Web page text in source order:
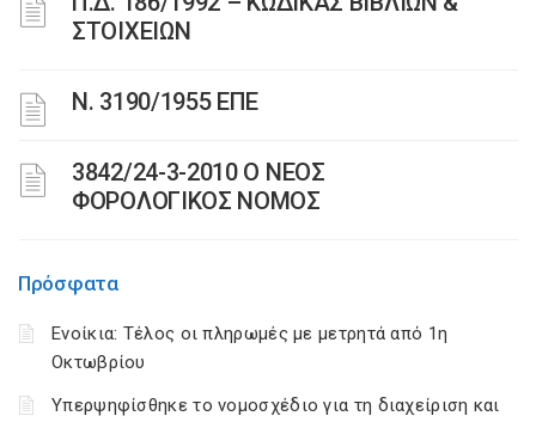
ΣΤΟΙΧΕΙΩΝ
Ν. 3190/1955 ΕΠΕ
3842/24-3-2010 Ο ΝΕΟΣ
ΦΟΡΟΛΟΓΙΚΟΣ ΝΟΜΟΣ
Πρόσφατα
Ενοίκια: Τέλος οι πληρωμές με μετρητά από 1η
Οκτωβρίου
Υπερψηφίσθηκε το νομοσχέδιο για τη διαχείριση και